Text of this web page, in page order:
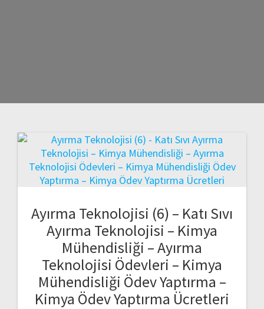
Ayırma Teknolojisi (6) – Katı Sıvı
Ayırma Teknolojisi – Kimya
Mühendisliği – Ayırma
Teknolojisi Ödevleri – Kimya
Mühendisliği Ödev Yaptırma –
Kimya Ödev Yaptırma Ücretleri